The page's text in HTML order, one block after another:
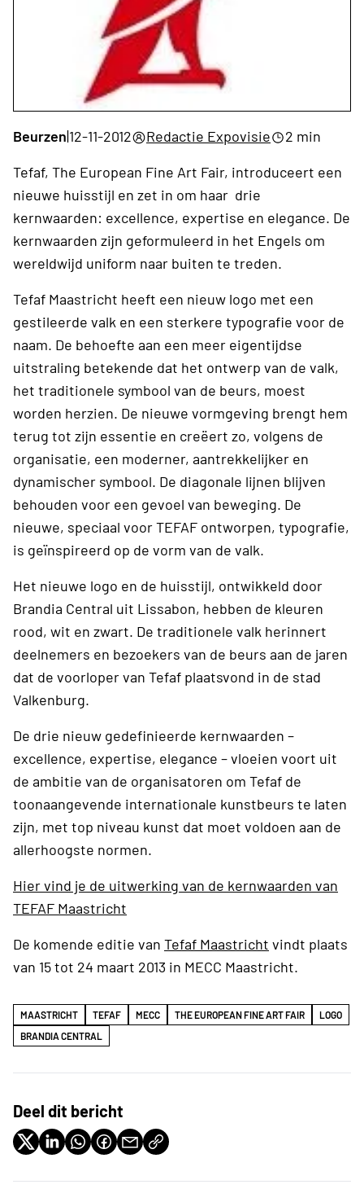
Beurzen|12-11-2012 Redactie Expovisie
2 min
Tefaf, The European Fine Art Fair, introduceert een
nieuwe huisstijl en zet in om haar drie
kernwaarden: excellence, expertise en elegance. De
kernwaarden zijn geformuleerd in het Engels om
wereldwijd uniform naar buiten te treden.
Tefaf Maastricht heeft een nieuw logo met een
gestileerde valk en een sterkere typografie voor de
naam. De behoefte aan een meer eigentijdse
uitstraling betekende dat het ontwerp van de valk,
het traditionele symbool van de beurs, moest
worden herzien. De nieuwe vormgeving brengt hem
terug tot zijn essentie en creëert zo, volgens de
organisatie, een moderner, aantrekkelijker en
dynamischer symbool. De diagonale lijnen blijven
behouden voor een gevoel van beweging. De
nieuwe, speciaal voor TEFAF ontworpen, typografie,
is geïnspireerd op de vorm van de valk.
Het nieuwe logo en de huisstijl, ontwikkeld door
Brandia Central uit Lissabon, hebben de kleuren
rood, wit en zwart. De traditionele valk herinnert
deelnemers en bezoekers van de beurs aan de jaren
dat de voorloper van Tefaf plaatsvond in de stad
Valkenburg.
De drie nieuw gedefinieerde kernwaarden –
excellence, expertise, elegance – vloeien voort uit
de ambitie van de organisatoren om Tefaf de
toonaangevende internationale kunstbeurs te laten
zijn, met top niveau kunst dat moet voldoen aan de
allerhoogste normen.
Hier vind je de uitwerking van de kernwaarden van
TEFAF Maastricht
De komende editie van Tefaf Maastricht vindt plaats
van 15 tot 24 maart 2013 in MECC Maastricht.
MAASTRICHT TEFAF MECC THE EUROPEAN FINE ART FAIR
LOGO
BRANDIA CENTRAL
Deel dit bericht